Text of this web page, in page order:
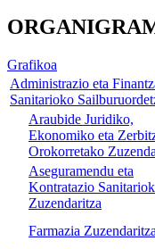
Grafikoa
Administrazio eta
Sanitarioko
Araubide Juridiko,
Ekonomiko eta
Orokorretako
Aseguramendu eta
Kontratazio
Zuzendaritza
Farmazia Zuzendaritza